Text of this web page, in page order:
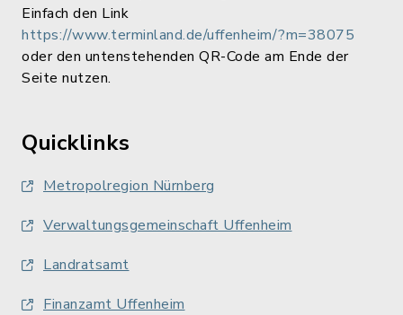
Einfach den Link
https://www.terminland.de/uffenheim/?m=38075
oder den untenstehenden QR-Code am Ende der
Seite nutzen.
Quicklinks
Metropolregion Nürnberg
Verwaltungsgemeinschaft Uffenheim
Landratsamt
Finanzamt Uffenheim